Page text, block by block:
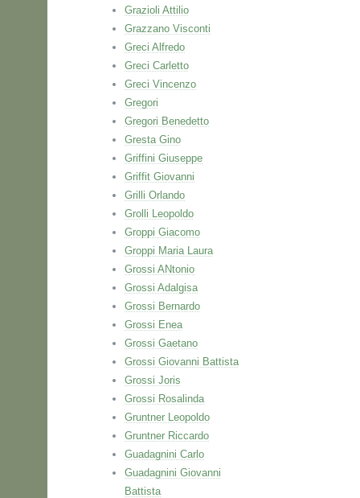
Grazioli Attilio
Grazzano Visconti
Greci Alfredo
Greci Carletto
Greci Vincenzo
Gregori
Gregori Benedetto
Gresta Gino
Griffini Giuseppe
Griffit Giovanni
Grilli Orlando
Grolli Leopoldo
Groppi Giacomo
Groppi Maria Laura
Grossi ANtonio
Grossi Adalgisa
Grossi Bernardo
Grossi Enea
Grossi Gaetano
Grossi Giovanni Battista
Grossi Joris
Grossi Rosalinda
Gruntner Leopoldo
Gruntner Riccardo
Guadagnini Carlo
Guadagnini Giovanni
Battista